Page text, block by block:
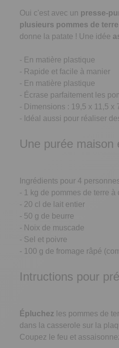
Oui c'est avec un presse-
plusieurs pommes de terre
donne la patate ! Une idée
- En matière plastique
- Rapide et facile à manier
- En matière plastique
- Écrase parfaitement les
- Dimensions : 19,5 x 11,5 x
- Idéal aussi pour réaliser
Une purée maison
Ingrédients pour 4
- 1 kg de pommes de terre à
- 20 cl de lait entier
- 50 g de beurre
- Noix de muscade
- Sel et poivre
- 100 g de fromage râpé
Intructions pour
Épluchez les pommes de
dans la casserole sur la
Coupez le feu et